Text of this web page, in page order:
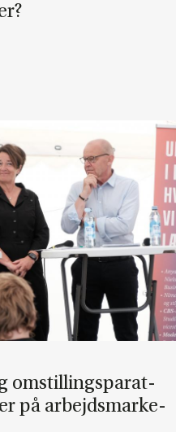
til­lids­kamp, hvem
om­stil­lings­pa­rat­
på ar­bejds­mar­ke­